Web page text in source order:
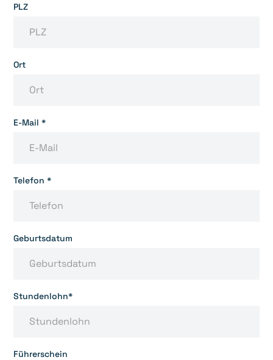
PLZ
Ort
E-Mail *
Telefon *
Geburtsdatum
Stundenlohn*
Führerschein